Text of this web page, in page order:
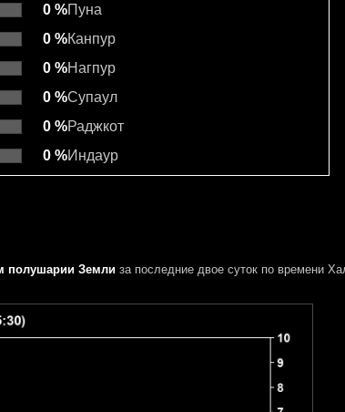
0 %Пуна
0 %Канпур
0 %Нагпур
0 %Супаул
0 %Раджкот
0 %Индаур
полушарии Землиза последние двое сутокпо времени